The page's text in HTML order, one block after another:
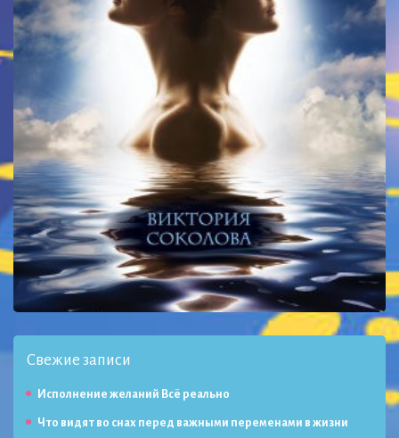
Свежие записи
Исполнение желаний Всё реально
Что видят во снах перед важными переменами в жизни